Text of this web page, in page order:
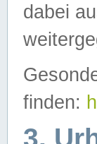
dabei
finden:
3.